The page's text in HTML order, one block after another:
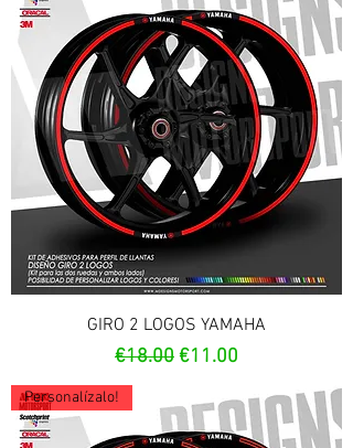
GIRO 2 LOGOS YAMAHA
Regular Price
€18.00Sale Price
€11.00
Personalízalo!